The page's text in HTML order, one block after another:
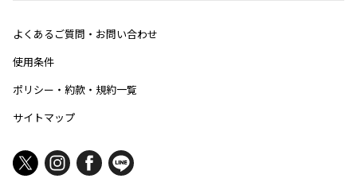
よくあるご質問・お問い合わせ
使用条件
ポリシー・約款・規約一覧
サイトマップ